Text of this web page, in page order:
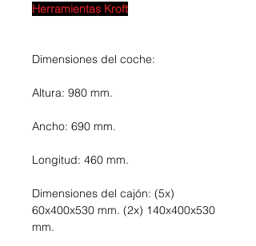
Herramientas Kroft
Dimensiones del coche:
Altura: 980 mm.
Ancho: 690 mm.
Longitud: 460 mm.
Dimensiones del cajón: (5x)
60x400x530 mm. (2x) 140x400x530
mm.